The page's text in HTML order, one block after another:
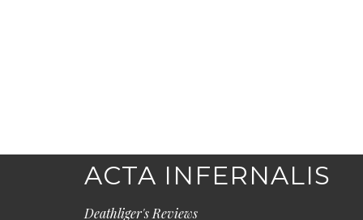
ACTA INFERNALIS
Deathliger's Reviews